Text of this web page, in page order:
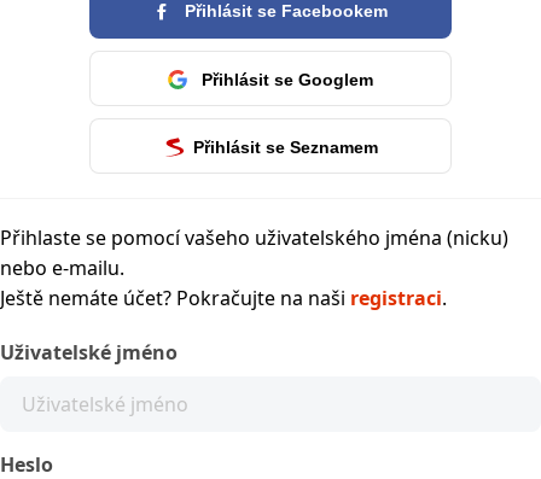
Přihlásit se Facebookem
Přihlásit se Googlem
Přihlásit se Seznamem
Přihlaste se pomocí vašeho uživatelského jména (nicku)
nebo e-mailu.
Ještě nemáte účet? Pokračujte na naši registraci.
Uživatelské jméno
Heslo